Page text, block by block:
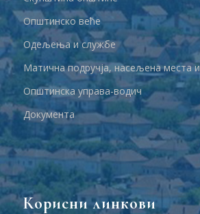
Општинско веће
Одељења и службе
Матична подручја, насељена места
Општинска управа-водич
Документа
Корисни линкови